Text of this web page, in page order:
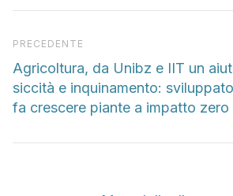
Articolo precedente
PRECEDENTE
Agricoltura, da Unibz e IIT un
siccità e inquinamento:
fa crescere piante a impatto zero